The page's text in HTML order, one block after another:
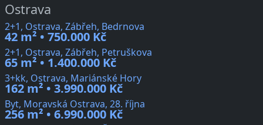
Ostrava
2+1, Ostrava, Zábřeh, Bedrnova
42 m² • 750.000 Kč
2+1, Ostrava, Zábřeh, Petruškova
65 m² • 1.400.000 Kč
3+kk, Ostrava, Mariánské Hory
162 m² • 3.990.000 Kč
Byt, Moravská Ostrava, 28. října
256 m² • 6.990.000 Kč